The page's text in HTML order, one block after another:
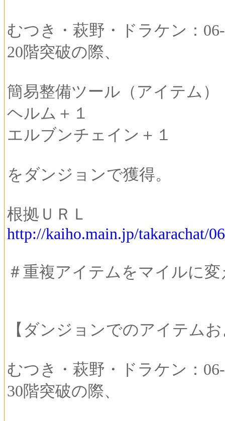
むつき・萩野・ドラケン：06-
20階突破の際、
簡易整備ツール（アイテム）
ヘルム＋１
エルブンチェイン＋１
をダンジョンで獲得。
根拠ＵＲＬ
http://kaiho.main.jp/takarachat/
＃重複アイテムをマイルに
【ダンジョンでのアイテム
むつき・萩野・ドラケン：06-
30階突破の際、